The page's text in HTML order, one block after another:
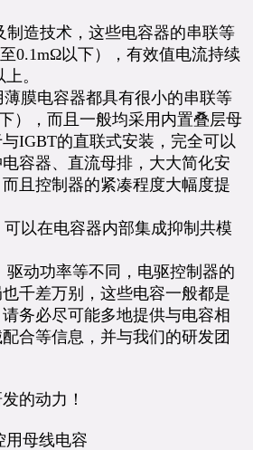
制造技术，这些电容器的串联等
0.1mΩ以下），有效值电流持续
。
膜电容器都具有很小的串联等
），而且一般均采用内置叠层母
IGBT的直联式安装，完全可以
容器、直流母排，大大简化安
且控制器的紧凑程度大幅度提
以在电容器内部集成抑制共模
驱动功率等不同，电驱控制器的
千差万别，这些电容一般都是
务必尽可能多地提供与电容相
合等信息，并与我们的研发团
的动力！
用母线电容